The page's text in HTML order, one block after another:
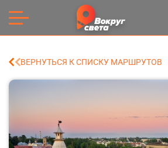
ВЕРНУТЬСЯ К СПИСКУ МАРШРУТОВ